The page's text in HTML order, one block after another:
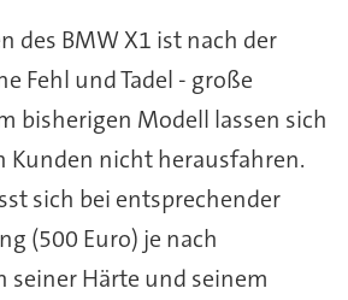
des BMW X1 ist nach der
Fehl und Tadel - große
bisherigen Modell lassen sich
Kunden nicht herausfahren.
sich bei entsprechender
(500 Euro) je nach
seiner Härte und seinem